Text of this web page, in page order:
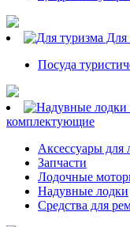
Для
Посуда
комплектующие
Аксессуары для
Запчасти
Лодочные
Надувные лодки
Средства для